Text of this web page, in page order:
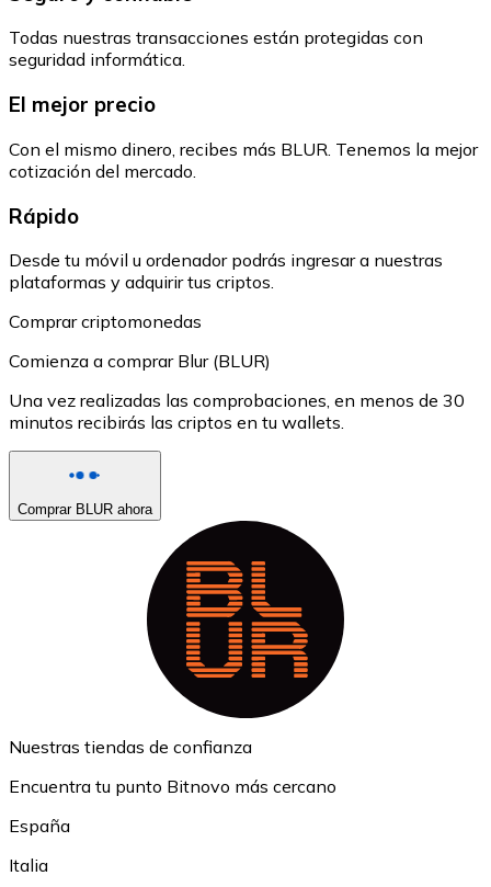
Todas nuestras transacciones están protegidas con
seguridad informática.
El mejor precio
Con el mismo dinero, recibes más BLUR. Tenemos la mejor
cotización del mercado.
Rápido
Desde tu móvil u ordenador podrás ingresar a nuestras
plataformas y adquirir tus criptos.
Comprar criptomonedas
Comienza a comprar Blur (BLUR)
Una vez realizadas las comprobaciones, en menos de 30
minutos recibirás las criptos en tu wallets.
Comprar BLUR ahora
Nuestras tiendas de confianza
Encuentra tu punto Bitnovo más cercano
España
Italia